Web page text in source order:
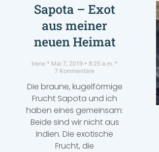
Sapota – Exot
aus meiner
neuen Heimat
Irene Mai 7, 2019
8:25 a.m.
7 Kommentare
Die braune, kugelförmige
Frucht Sapota und ich
haben eines gemeinsam:
Beide sind wir nicht aus
Indien. Die exotische
Frucht, die